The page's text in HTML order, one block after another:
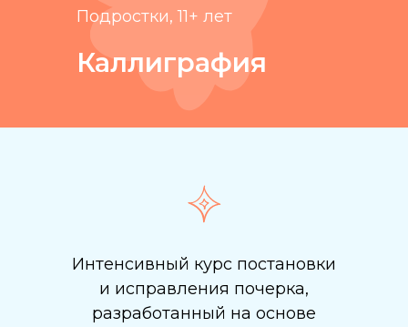
Каллиграфия
Подростки, 11+ лет
Интенсивный курс постановки
и исправления почерка,
разработанный на основе